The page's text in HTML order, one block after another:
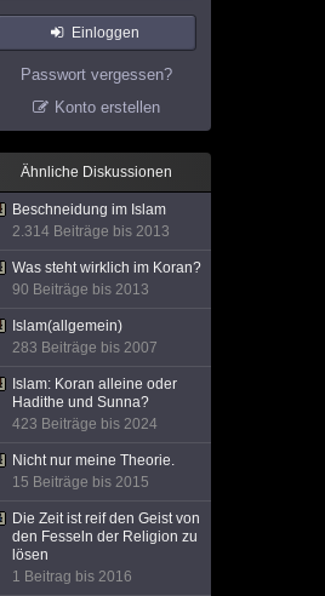
Einloggen
Passwort vergessen?
Konto erstellen
Ähnliche Diskussionen
Beschneidung im Islam
2.314 Beiträge bis 2013
Was steht wirklich im Koran?
90 Beiträge bis 2013
Islam(allgemein)
283 Beiträge bis 2007
Islam: Koran alleine oder
Hadithe und Sunna?
423 Beiträge bis 2024
Nicht nur meine Theorie.
15 Beiträge bis 2015
Die Zeit ist reif den Geist von
den Fesseln der Religion zu
lösen
1 Beitrag bis 2016